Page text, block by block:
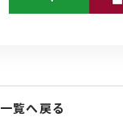
一覧へ戻る